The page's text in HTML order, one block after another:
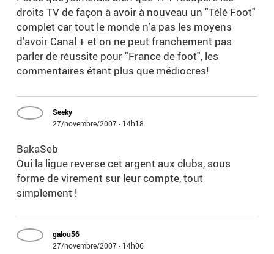
droits TV de façon à avoir à nouveau un "Télé Foot"
complet car tout le monde n'a pas les moyens
d'avoir Canal + et on ne peut franchement pas
parler de réussite pour "France de foot", les
commentaires étant plus que médiocres!
Seeky
27/novembre/2007 - 14h18
BakaSeb
Oui la ligue reverse cet argent aux clubs, sous
forme de virement sur leur compte, tout
simplement !
galou56
27/novembre/2007 - 14h06